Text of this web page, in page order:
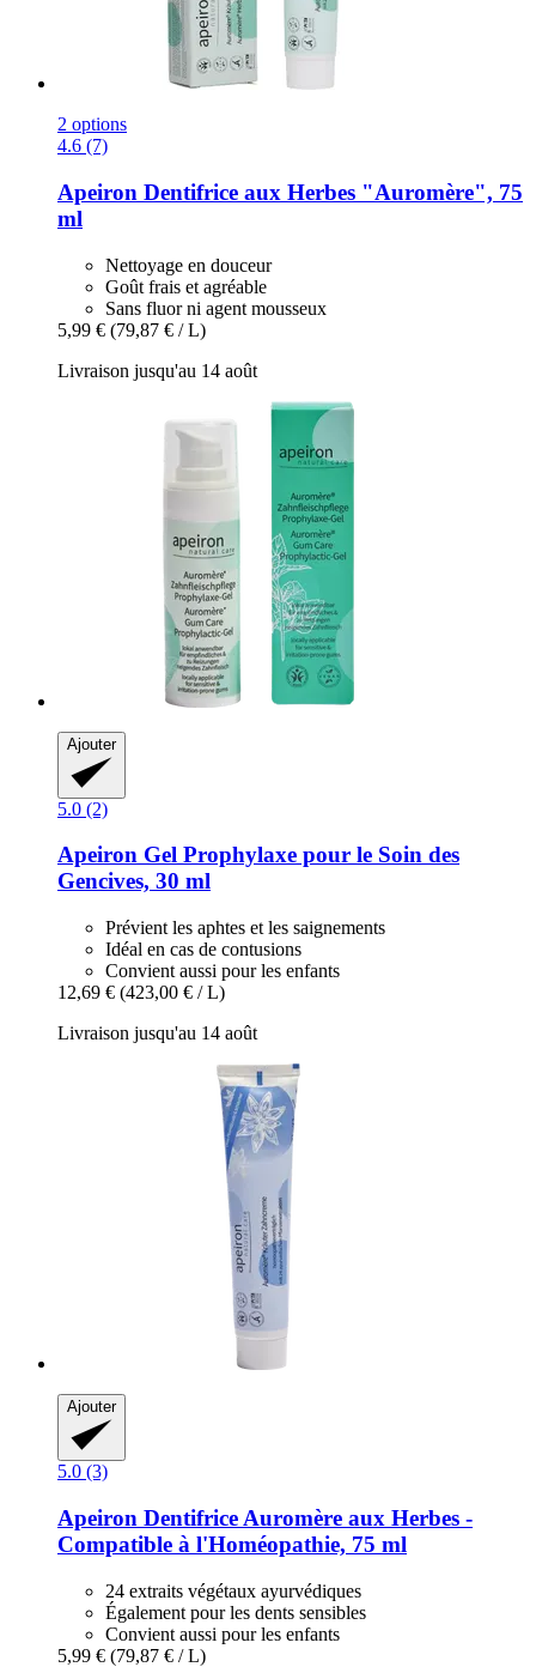
2 options
4.6 (7)
Apeiron Dentifrice aux Herbes "Auromère", 75
ml
Nettoyage en douceur
Goût frais et agréable
Sans fluor ni agent mousseux
5,99 € (79,87 € / L)
Livraison jusqu'au 14 août
Ajouter
5.0 (2)
Apeiron Gel Prophylaxe pour le Soin des
Gencives, 30 ml
Prévient les aphtes et les saignements
Idéal en cas de contusions
Convient aussi pour les enfants
12,69 € (423,00 € / L)
Livraison jusqu'au 14 août
Ajouter
5.0 (3)
Apeiron Dentifrice Auromère aux Herbes -​
Compatible à l'Homéopathie, 75 ml
24 extraits végétaux ayurvédiques
Également pour les dents sensibles
Convient aussi pour les enfants
5,99 € (79,87 € / L)